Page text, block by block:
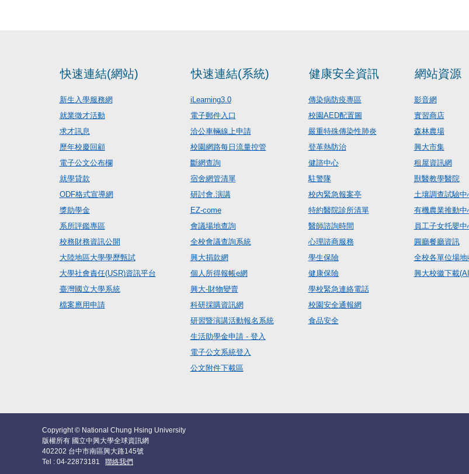
快速連結(網站)
新生入學服務網
就業徵才活動
求才訊息
歷年校慶回顧
電子公文公布欄
就學貸款
ODF格式宣導網
獎助學金
系所評鑑專區
校務財務資訊公開
大陸地區大學學歷甄試
大學社會責任(USR)資訊平台
臺灣國立大學系統
檔案應用申請
快速連結(系統)
iLearning3.0
電子郵件入口
洽公車輛線上申請
校園網路每日流量控管
斷網查詢
宿舍網管清單
研討會.演講
EZ-come
會議場地查詢
全校會議查詢系統
興大捐款網
個人所得報帳e網
興大-財物變賣
科研採購資訊網
研習暨演講活動報名系統
生活助學金申請 - 登入
電子公文系統登入
公文附件下載區
健康安全資訊
傳染病防疫專區
校園AED配置圖
嚴重特殊傳染性肺炎
登革熱防治
健諮中心
駐警隊
校內緊急報案亭
特約醫院診所清單
醫師諮詢時間
心理諮商服務
學生保險
健康保險
學校緊急連絡電話
校園安全通報網
食品安全
網站資源
影音網
實習商店
森林農場
興大市集
租屋資訊網
獸醫教學醫院
土壤調查試驗中
有機農業推動中
員工子女托嬰中
圓廳餐廳資訊
全校各單位場地
興大校徽下載
Copyright © National Chung Hsing University
版權所有 國立中興大學全球資訊網
402202 台中市南區興大路145號
Tel : 04-22873181 聯絡我們